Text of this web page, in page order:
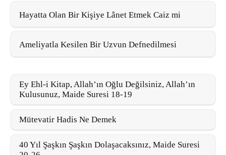
Hayatta Olan Bir Kişiye Lânet Etmek Caiz mi
Ameliyatla Kesilen Bir Uzvun Defnedilmesi
Ey Ehl-i Kitap, Allah’ın Oğlu Değilsiniz, Allah’ın
Kulusunuz, Maide Suresi 18-19
Mütevatir Hadis Ne Demek
40 Yıl Şaşkın Şaşkın Dolaşacaksınız, Maide Suresi